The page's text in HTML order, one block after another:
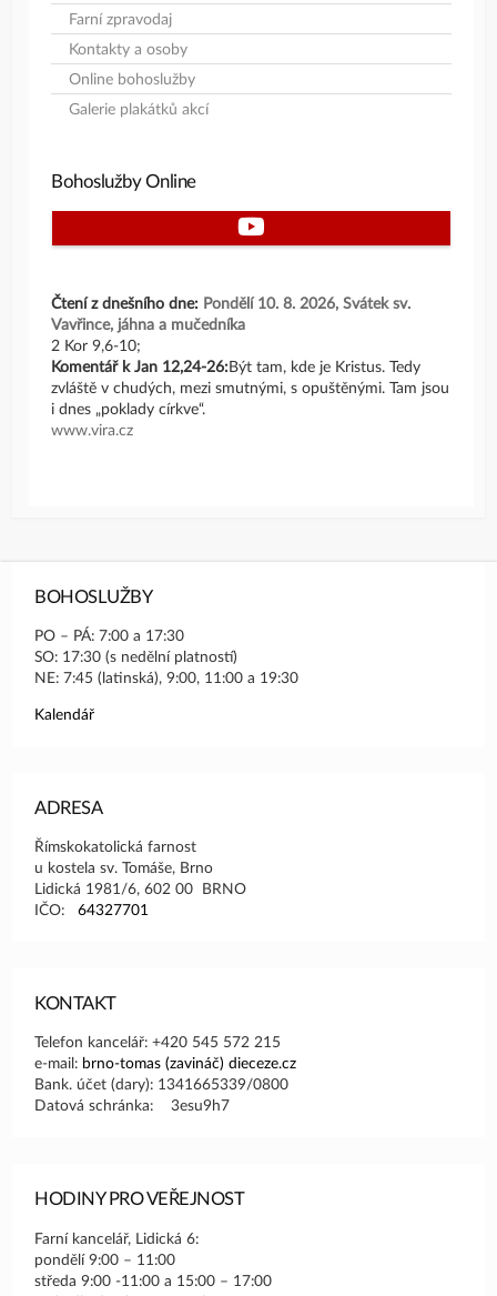
Farní zpravodaj
Kontakty a osoby
Online bohoslužby
Galerie plakátků akcí
Bohoslužby Online
Čtení z dnešního dne: Pondělí 10. 8. 2026, Svátek sv.
Vavřince, jáhna a mučedníka
2 Kor 9,6-10;
Komentář k Jan 12,24-26:Být tam, kde je Kristus. Tedy
zvláště v chudých, mezi smutnými, s opuštěnými. Tam jsou
i dnes „poklady církve“.
www.vira.cz
BOHOSLUŽBY
PO – PÁ: 7:00 a 17:30
SO: 17:30 (s nedělní platností)
NE: 7:45 (latinská), 9:00, 11:00 a 19:30
Kalendář
ADRESA
Římskokatolická farnost
u kostela sv. Tomáše, Brno
Lidická 1981/6, 602 00 BRNO
IČO:64327701
KONTAKT
Telefon kancelář: +420 545 572 215
e-mail: brno-tomas (zavináč) dieceze.cz
Bank. účet (dary): 1341665339/0800
Datová schránka: 3esu9h7
HODINY PRO VEŘEJNOST
Farní kancelář, Lidická 6:
pondělí 9:00 – 11:00
středa 9:00 -11:00 a 15:00 – 17:00